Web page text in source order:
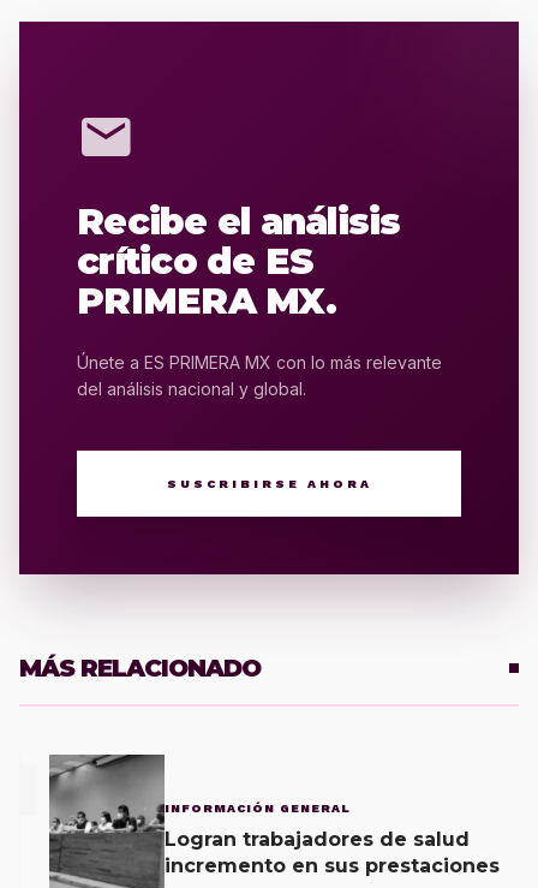
mail
Recibe el análisis
crítico de ES
PRIMERA MX.
Únete a ES PRIMERA MX con lo más relevante
del análisis nacional y global.
SUSCRIBIRSE AHORA
MÁS RELACIONADO
INFORMACIÓN GENERAL
Logran trabajadores de salud
incremento en sus prestaciones